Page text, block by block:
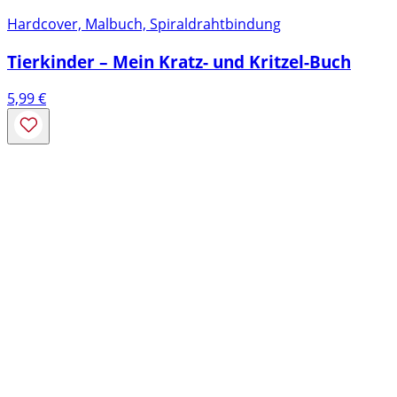
Hardcover, Malbuch, Spiraldrahtbindung
Tierkinder – Mein Kratz- und Kritzel-Buch
5,99€